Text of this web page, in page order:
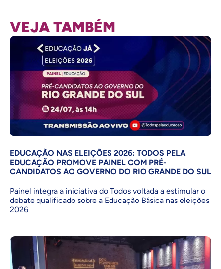
VEJA TAMBÉM
EDUCAÇÃO NAS ELEIÇÕES 2026: TODOS PELA
EDUCAÇÃO PROMOVE PAINEL COM PRÉ-
CANDIDATOS AO GOVERNO DO RIO GRANDE DO SUL
Painel integra a iniciativa do Todos voltada a estimular o
debate qualificado sobre a Educação Básica nas eleições
2026